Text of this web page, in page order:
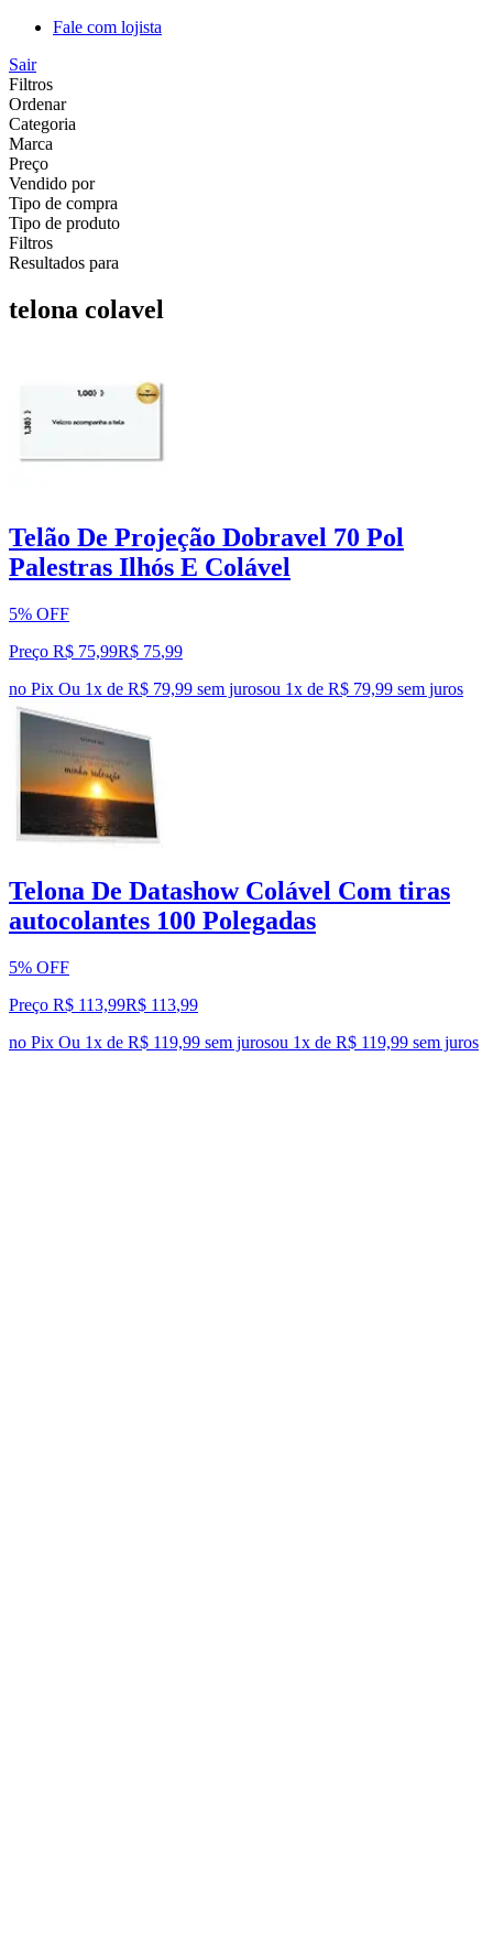
Fale com lojista
Sair
Filtros
Ordenar
Categoria
Marca
Preço
Vendido por
Tipo de compra
Tipo de produto
Filtros
Resultados para
telona colavel
Telão De Projeção Dobravel 70 Pol
Palestras Ilhós E Colável
5% OFF
Preço R$ 75,99R$ 75,99
no Pix Ou 1x de R$ 79,99 sem jurosou 1x de R$ 79,99 sem juros
Telona De Datashow Colável Com tiras
autocolantes 100 Polegadas
5% OFF
Preço R$ 113,99R$ 113,99
no Pix Ou 1x de R$ 119,99 sem jurosou 1x de R$ 119,99 sem juros